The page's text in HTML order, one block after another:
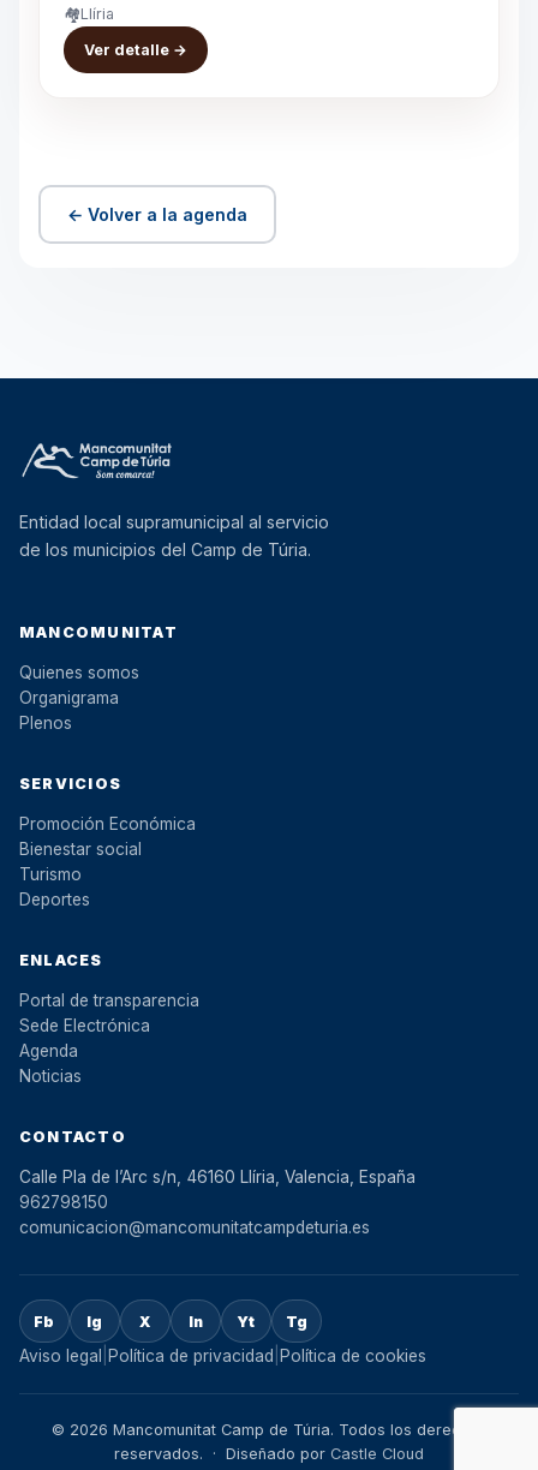
🏘️Llíria
Ver detalle →
← Volver a la agenda
Entidad local supramunicipal al servicio
de los municipios del Camp de Túria.
MANCOMUNITAT
Quienes somos
Organigrama
Plenos
SERVICIOS
Promoción Económica
Bienestar social
Turismo
Deportes
ENLACES
Portal de transparencia
Sede Electrónica
Agenda
Noticias
CONTACTO
Calle Pla de l’Arc s/n, 46160 Llíria, Valencia, España
962798150
comunicacion@mancomunitatcampdeturia.es
Fb Ig X In Yt Tg
Aviso legal Política de privacidad Política de cookies
© 2026 Mancomunitat Camp de Túria. Todos los derechos
reservados. · Diseñado por Castle Cloud